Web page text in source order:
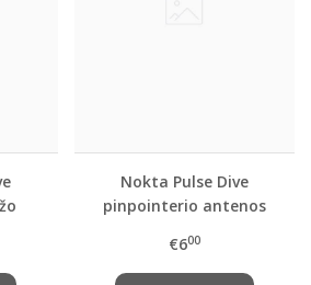
Nokta Pulse Dive
pinpointerio antenos
gaubtelis
€600